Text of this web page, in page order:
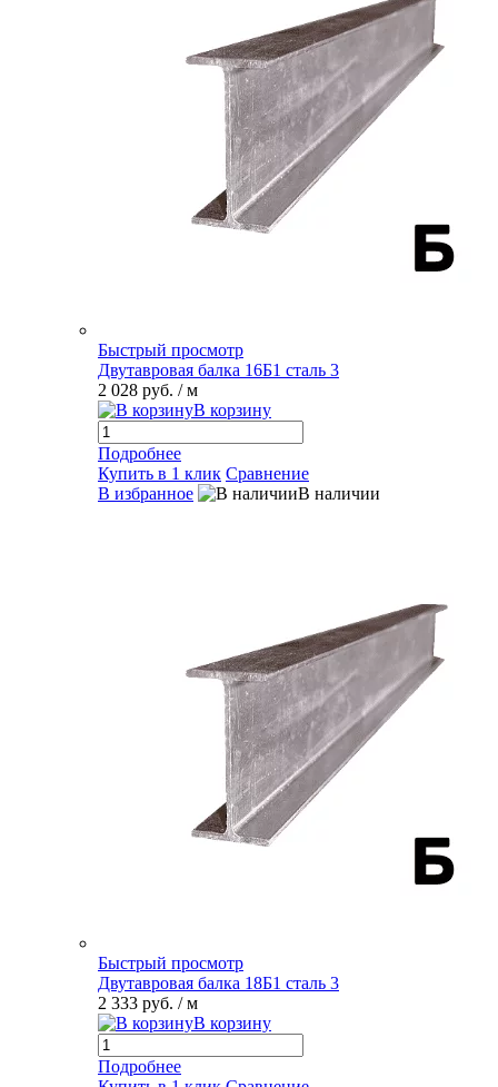
Быстрый просмотр
Двутавровая балка 16Б1 сталь 3
2 028 руб. / м
В корзину
Подробнее
Купить в 1 клик Сравнение
В избранное
В наличии
Быстрый просмотр
Двутавровая балка 18Б1 сталь 3
2 333 руб. / м
В корзину
Подробнее